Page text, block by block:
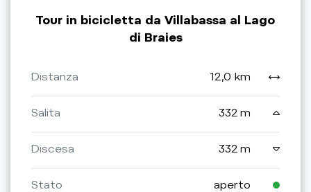
Tour in bicicletta da Villabassa al Lago
di Braies
Distanza 12,0 km
Salita 332 m
Discesa 332 m
Stato aperto